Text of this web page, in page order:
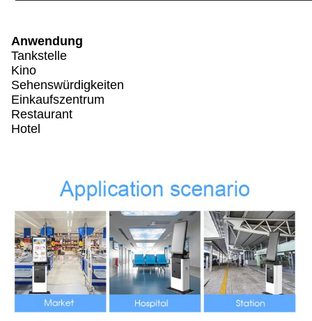
Anwendung
Tankstelle
Kino
Sehenswürdigkeiten
Einkaufszentrum
Restaurant
Hotel